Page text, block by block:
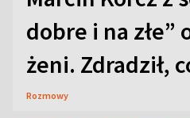
dobre i na złe”
żeni. Zdradził,
Rozmowy